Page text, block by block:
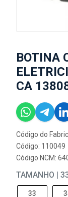
BOTINA
CA
Código do
Código: 110049
Código NCM:
TAMANHO |
33